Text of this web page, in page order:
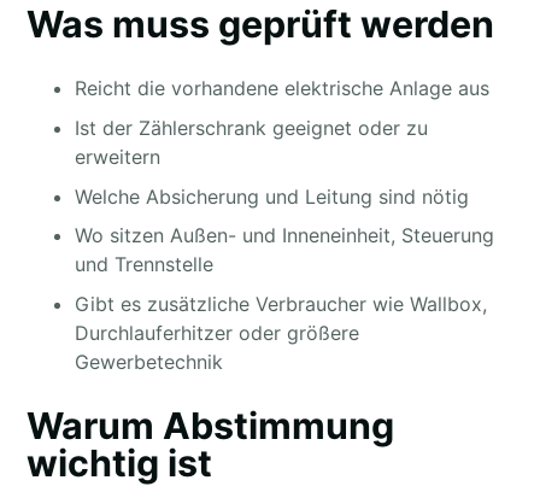
Was muss geprüft werden
Reicht die vorhandene elektrische Anlage aus
Ist der Zählerschrank geeignet oder zu
erweitern
Welche Absicherung und Leitung sind nötig
Wo sitzen Außen- und Inneneinheit, Steuerung
und Trennstelle
Gibt es zusätzliche Verbraucher wie Wallbox,
Durchlauferhitzer oder größere
Gewerbetechnik
Warum Abstimmung
wichtig ist